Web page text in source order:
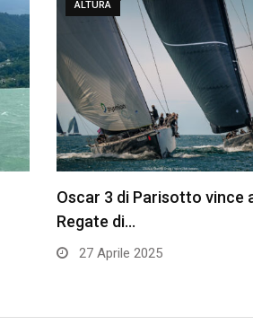
ALTURA
Oscar 3 di Parisotto vince
Regate di…
27 Aprile 2025